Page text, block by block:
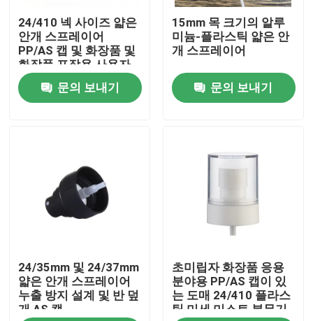
동영상
우리에 대하여
공장 여행
24/410 넥 사이즈 얇은
안개 스프레이어
PP/AS 캡 및 화장품 및
화장품 포장용 사용자
지정 색상
문의 보내기
15mm 목 크기의 알루
미늄-플라스틱 얇은 안
개 스프레이어
문의 보내기
24/35mm 및 24/37mm
얇은 안개 스프레이어
누출 방지 설계 및 반 덮
개 AS 캡
초미립자 화장품 응용
분야용 PP/AS 캡이 있
는 도매 24/410 플라스
틱 미세 미스트 분무기